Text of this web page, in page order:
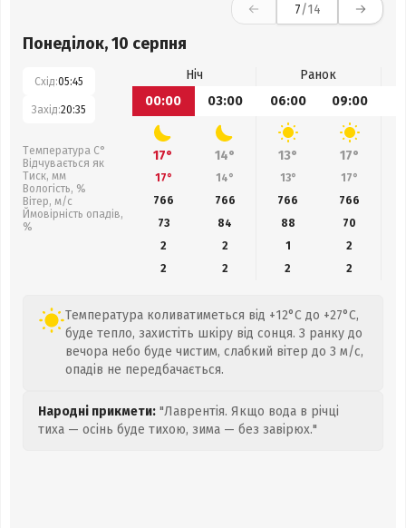
7/14
Понеділок, 10 серпня
Схід:05:45
Захід:20:35
Температура С°
Відчувається як
Тиск, мм
Вологість, %
Вітер, м/с
Ймовірність опадів,
%
Ніч
Ранок
00:00
03:00 06:00 09:00
17° 14° 13° 17°
17° 14° 13° 17°
766
766 766 766
73
84 88 70
2
2 1
2
2
2 2 2
Температура коливатиметься від +12°C до +27°C,
буде тепло, захистіть шкіру від сонця. З ранку до
вечора небо буде чистим, слабкий вітер до 3 м/с,
опадів не передбачається.
Народні прикмети: "Лаврентія. Якщо вода в річці
тиха — осінь буде тихою, зима — без завірюх."